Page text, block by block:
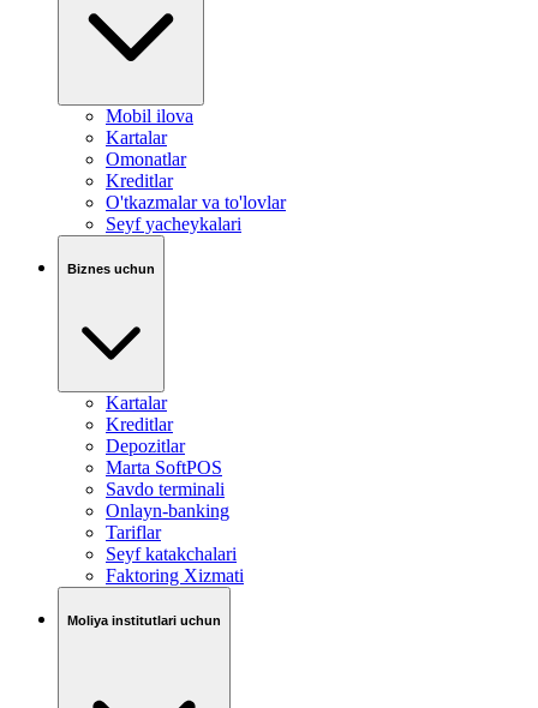
Mobil ilova
Kartalar
Omonatlar
Kreditlar
O'tkazmalar va to'lovlar
Seyf yacheykalari
Biznes uchun
Kartalar
Kreditlar
Depozitlar
Marta SoftPOS
Savdo terminali
Onlayn-banking
Tariflar
Seyf katakchalari
Faktoring Xizmati
Moliya institutlari uchun